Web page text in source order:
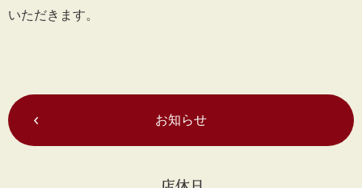
いただきます。
お知らせ